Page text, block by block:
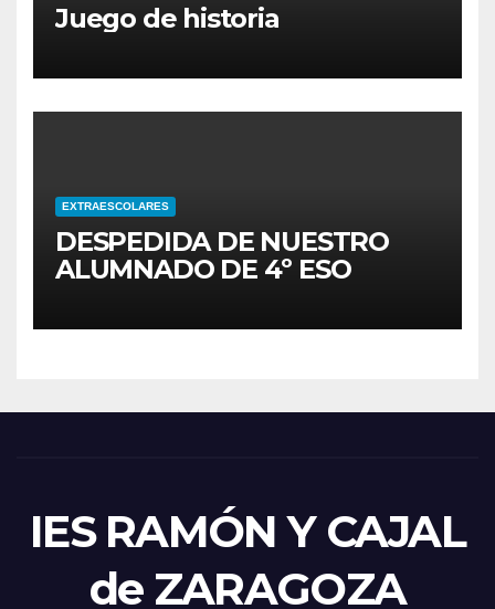
Juego de historia
EXTRAESCOLARES
DESPEDIDA DE NUESTRO
ALUMNADO DE 4º ESO
IES RAMÓN Y CAJAL
de ZARAGOZA